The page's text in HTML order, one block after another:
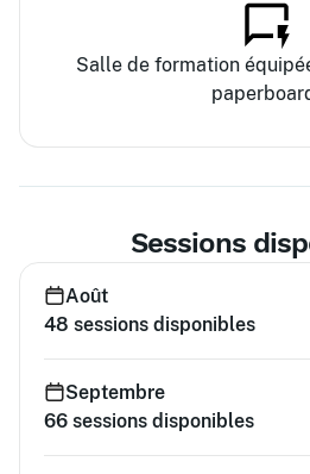
Salle de formation
Sessions
Août
48 sessions disponibles
Septembre
66 sessions disponibles